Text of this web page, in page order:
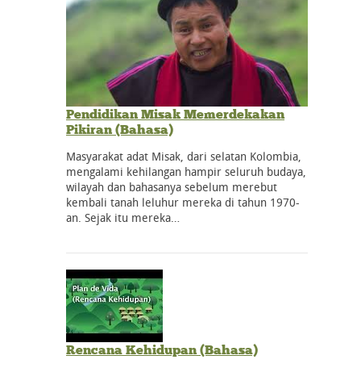
Pendidikan Misak Memerdekakan
Pikiran (Bahasa)
Masyarakat adat Misak, dari selatan Kolombia,
mengalami kehilangan hampir seluruh budaya,
wilayah dan bahasanya sebelum merebut
kembali tanah leluhur mereka di tahun 1970-
an. Sejak itu mereka…
Rencana Kehidupan (Bahasa)